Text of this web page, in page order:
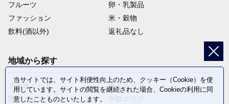
フルーツ
卵・乳製品
ファッション
米・穀物
飲料(酒以外)
返礼品なし
地域から探す
北海道エリア
関東エリア
東北エリア
当サイトでは、サイト利便性向上のため、クッキー（Cookie）を使
用しています。サイトの閲覧を継続された場合、Cookieの利用に同
意したことものといたします。